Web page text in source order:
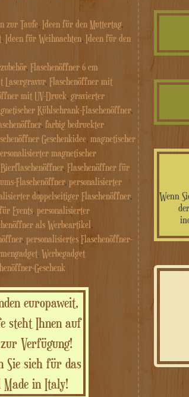
zur Taufe, Ideen für den Muttertag,
, Ideen für Weihnachten, Ideen für den
, Flaschenöffner 6 cm
Lasergravur, Flaschenöffner mit
mit UV-Druck, gravierter
Kühlschrank-Flaschenöffner,
, farbig bedruckter
Geschenkidee, magnetischer
magnetischer
, Flaschenöffner für
Flaschenöffner, personalisierter
doppelseitiger Flaschenöffner,
Events, personalisierter
als Werbeartikel,
, personalisiertes Flaschenöffner-
, Werbegadget
Geschenk
europaweit,
steht Ihnen auf
Verfügung!
Sie sich für das
in Italy!
Wenn